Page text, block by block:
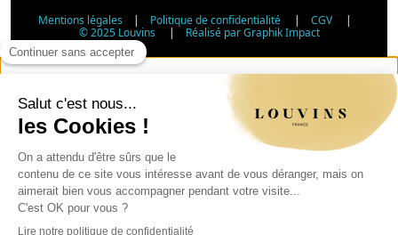
Mentions légales | Politique de confidentialité | CGV |
© 2025 Louvins | Réalisé par Graphik Impact
Vérification d'âge - Vente d'alcool
Conformément à l'article L3342-1 du Code de la santé
publique, la vente d'alcool est interdite aux mineurs de
moins de 18 ans. Veuillez confirmer votre âge.
Article L3342-1 du Code de la santé publique : la vente
d'alcool aux mineurs de moins de 18 ans est interdite.
Jour